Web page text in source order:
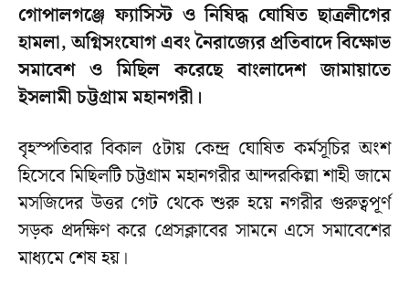
গোপালগঞ্জে ফ্যাসিস্ট ও নিষিদ্ধ ঘোষিত ছাত্রলীগের
হামলা, অগ্নিসংযোগ এবং নৈরাজ্যের প্রতিবাদে বিক্ষোভ
সমাবেশ ও মিছিল করেছে বাংলাদেশ জামায়াতে
ইসলামী চট্টগ্রাম মহানগরী।
বৃহস্পতিবার বিকাল ৫টায় কেন্দ্র ঘোষিত কর্মসূচির অংশ
হিসেবে মিছিলটি চট্টগ্রাম মহানগরীর আন্দরকিল্লা শাহী জামে
মসজিদের উত্তর গেট থেকে শুরু হয়ে নগরীর গুরুত্বপূর্ণ
সড়ক প্রদক্ষিণ করে প্রেসক্লাবের সামনে এসে সমাবেশের
মাধ্যমে শেষ হয়।